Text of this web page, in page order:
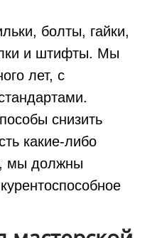
болты, гайки,
и штифты. Мы
лет, с
снизить
какие-либо
мы должны